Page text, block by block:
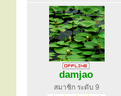
damjao
สมาชิก ระดับ 9